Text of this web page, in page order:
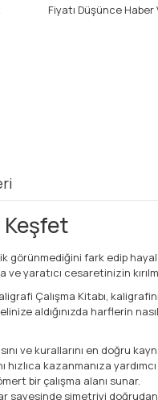
Fiyatı Düşünce Haber
Keşfet
fark edip hayal
yaratıcı cesaretinizin
Çalışma Kitabı,
aldığınızda harflerin
ve kurallarını en doğru
kazanmanıza yardımcı
bir çalışma alanı sunar.
simetriyi doğrudan